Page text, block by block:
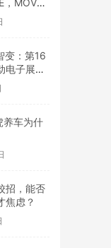
，MOVA
变：第16
电子展引
潮
养车为什
招，能否
焦虑？